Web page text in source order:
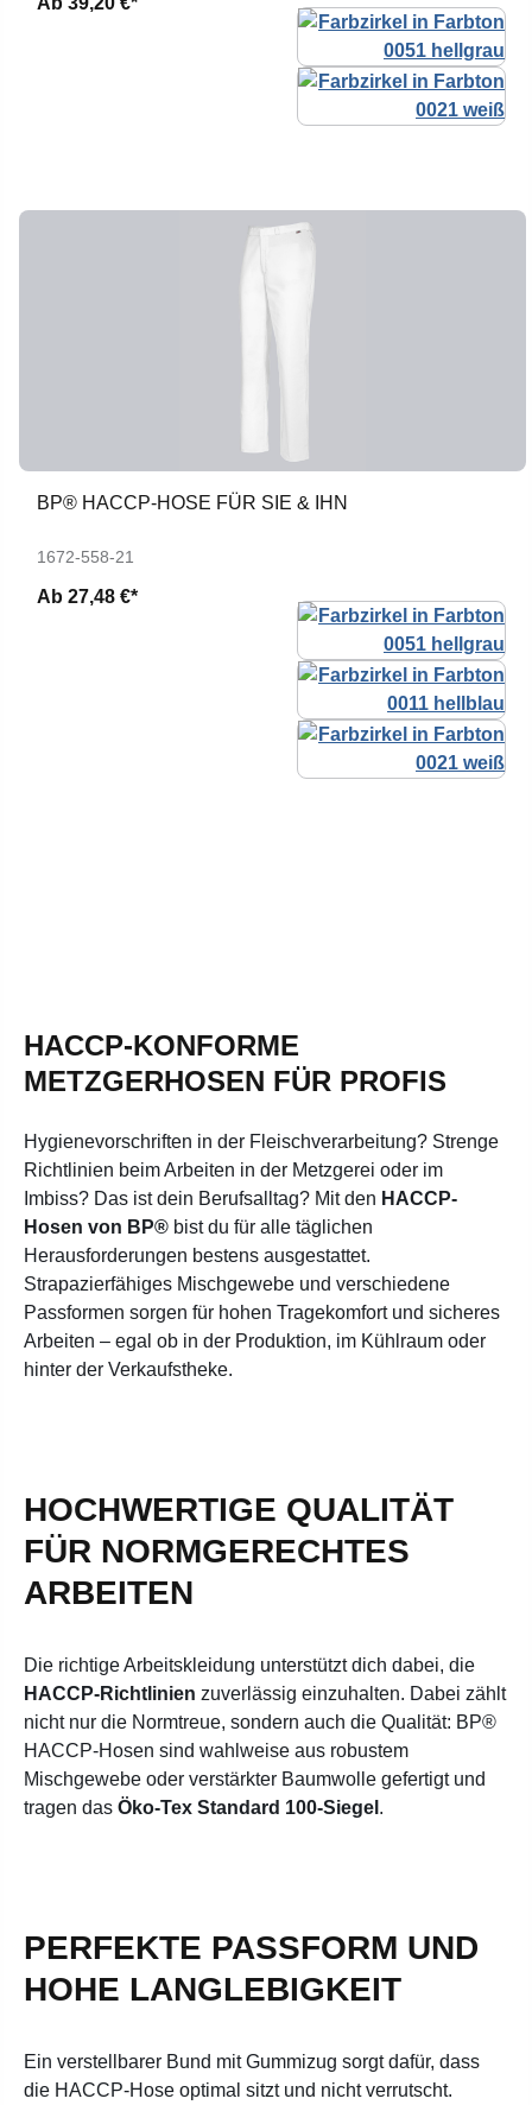
BP® HACCP-HOSE FÜR SIE & IHN
1672-558-21
Ab 27,48 €*
HACCP-KONFORME
METZGERHOSEN FÜR PROFIS
Hygienevorschriften in der Fleischverarbeitung? Strenge
Richtlinien beim Arbeiten in der Metzgerei oder im
Imbiss? Das ist dein Berufsalltag? Mit den HACCP-
Hosen von BP® bist du für alle täglichen
Herausforderungen bestens ausgestattet.
Strapazierfähiges Mischgewebe und verschiedene
Passformen sorgen für hohen Tragekomfort und sicheres
Arbeiten – egal ob in der Produktion, im Kühlraum oder
hinter der Verkaufstheke.
HOCHWERTIGE QUALITÄT
FÜR NORMGERECHTES
ARBEITEN
Die richtige Arbeitskleidung unterstützt dich dabei, die
HACCP-Richtlinien zuverlässig einzuhalten. Dabei zählt
nicht nur die Normtreue, sondern auch die Qualität: BP®
HACCP-Hosen sind wahlweise aus robustem
Mischgewebe oder verstärkter Baumwolle gefertigt und
tragen das Öko-Tex Standard 100-Siegel .
PERFEKTE PASSFORM UND
HOHE LANGLEBIGKEIT
Ein verstellbarer Bund mit Gummizug sorgt dafür, dass
die HACCP-Hose optimal sitzt und nicht verrutscht.